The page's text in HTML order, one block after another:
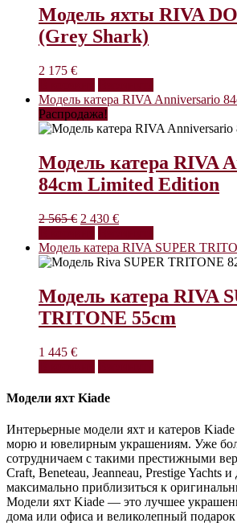
Модель яхты RIVA
(Grey Shark)
2 175 €
Модель катера RIVA Anniversario
Распродажа!
Модель катера RIVA
84cm Limited Edition
2 565€ Первоначальная
составляла
2
2 430 €Текущая
2
430 €.
Модель катера RIVA SUPER
Модель катера RIVA
TRITONE 55cm
1 445 €
Модели яхт Kiade
Интерьерные модели яхт и катеров
морю и ювелирным украшениям. Уже
сотрудничаем с такими престижными
Craft, Beneteau, Jeanneau, Prestige Yachts
максимально приблизиться к
Модели яхт Kiade — это лучшее
дома или офиса и великолепный